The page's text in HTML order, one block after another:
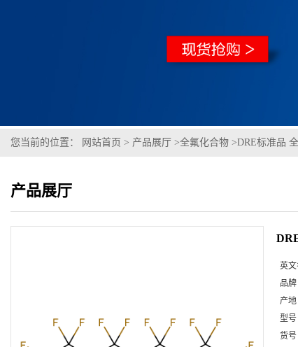
您当前的位置： 网站首页 > 产品展厅 >全氟化合物 >DRE标准品
产品展厅
英文
品牌
产地
型号
货号